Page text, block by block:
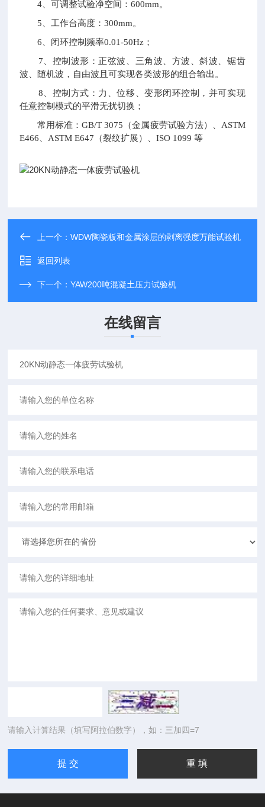
4、可调整试验净空间：600mm。
5、工作台高度：300mm。
6、闭环控制频率0.01-50Hz；
7、控制波形：正弦波、三角波、方波、斜波、锯齿
波、随机波，自由波且可实现各类波形的组合输出。
8、控制方式：力、位移、变形闭环控制，并可实现
任意控制模式的平滑无扰切换；
常用标准：GB/T 3075（金属疲劳试验方法）、ASTM
E466、ASTM E647（裂纹扩展）、ISO 1099 等
上一个：WDW陶瓷板和金属涂层的剥离强度万能试验机
返回列表
下一个：YAW200吨混凝土压力试验机
在线留言
请输入计算结果（填写阿拉伯数字），如：三加四=7